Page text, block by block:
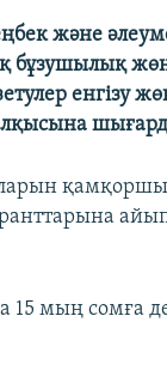
және
бұзушылық
енгізу
15 мың сомға